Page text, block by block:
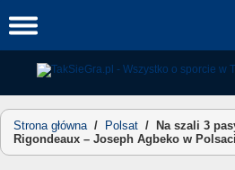
to
Strona główna/ Polsat /
Na szali 3
Rigondeaux – Joseph Agbeko w